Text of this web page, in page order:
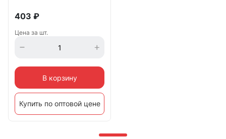
403 ₽
Цена за шт.
В корзину
Купить по оптовой цене